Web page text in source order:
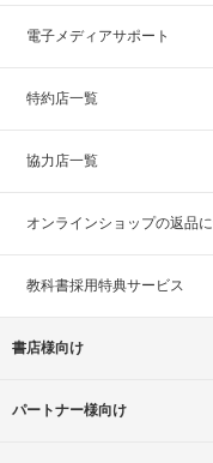
電子メディアサポート
特約店一覧
協力店一覧
オンラインショップの返品
教科書採用特典サービス
書店様向け
パートナー様向け